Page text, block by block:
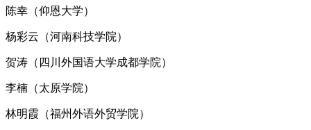
陈幸（仰恩大学）
杨彩云（河南科技学院）
贺涛（四川外国语大学成都学院）
李楠（太原学院）
林明霞（福州外语外贸学院）